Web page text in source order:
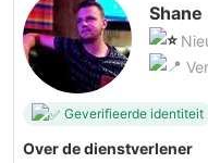
Shane
Geverifieerde identiteit
Over de dienstverlener